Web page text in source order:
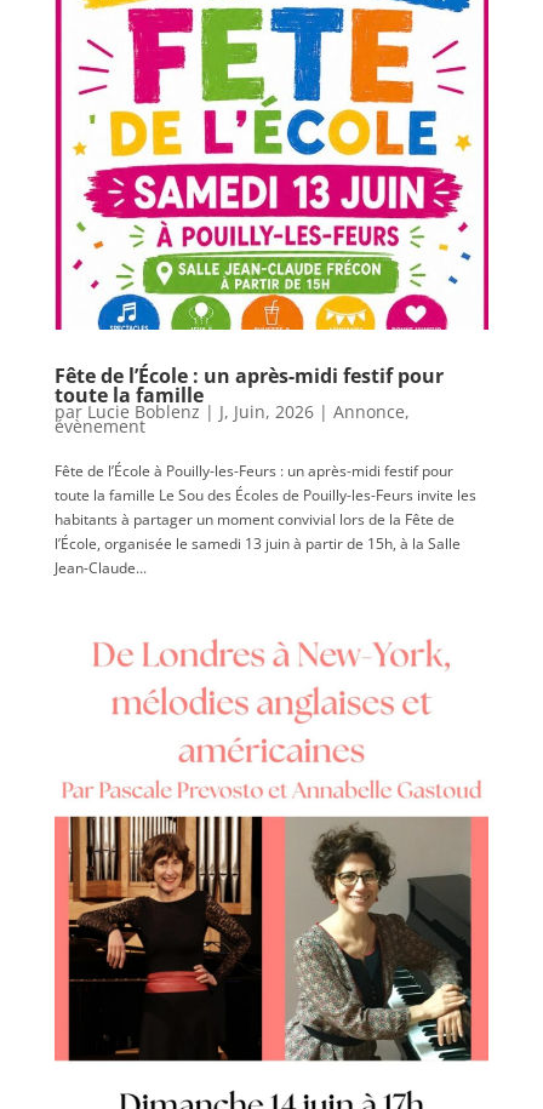
Fête de l’École : un après-midi festif pour
toute la famille
par Lucie Boblenz | J, Juin, 2026| Annonce,
évènement
Fête de l’École à Pouilly-les-Feurs : un après-midi festif pour
toute la famille Le Sou des Écoles de Pouilly-les-Feurs invite les
habitants à partager un moment convivial lors de la Fête de
l’École, organisée le samedi 13 juin à partir de 15h, à la Salle
Jean-Claude...